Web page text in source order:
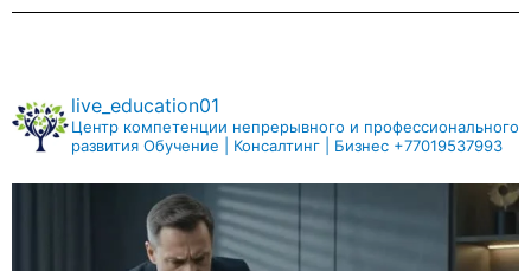
live_education01
Центр компетенции непрерывного и профессионального
развития Обучение | Консалтинг | Бизнес +77019537993